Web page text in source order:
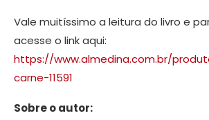
Vale muitíssimo a leitura do livro e
acesse o link aqui:
https://www.almedina.com.br/
carne-11591
Sobre o autor: